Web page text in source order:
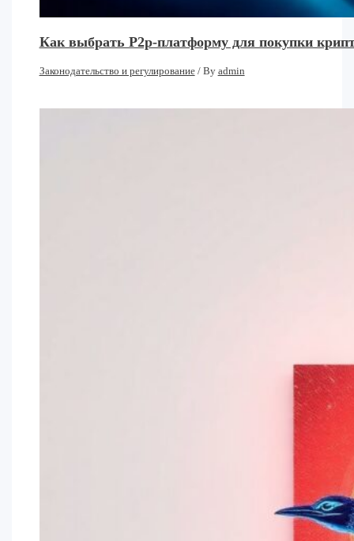
Как выбрать P2p-платформу для покупки
Законодательство и регулирование/ By admin